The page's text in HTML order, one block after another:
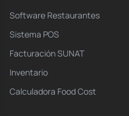
Software Restaurantes
Sistema POS
Facturación SUNAT
Inventario
Calculadora Food Cost